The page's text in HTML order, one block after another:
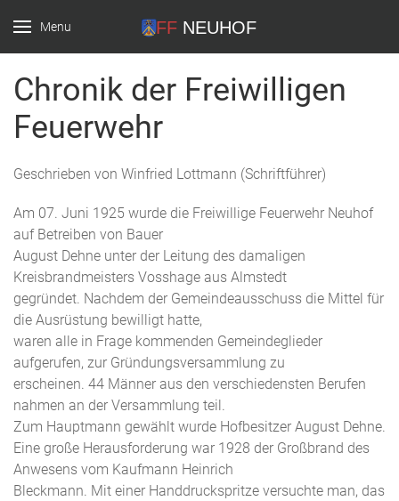
Menu
FF Neuhof
Chronik der Freiwilligen
Feuerwehr
Geschrieben von Winfried Lottmann (Schriftführer)
Am 07. Juni 1925 wurde die Freiwillige Feuerwehr Neuhof
auf Betreiben von Bauer
August Dehne unter der Leitung des damaligen
Kreisbrandmeisters Vosshage aus Almstedt
gegründet. Nachdem der Gemeindeausschuss die Mittel für
die Ausrüstung bewilligt hatte,
waren alle in Frage kommenden Gemeindeglieder
aufgerufen, zur Gründungsversammlung zu
erscheinen. 44 Männer aus den verschiedensten Berufen
nahmen an der Versammlung teil.
Zum Hauptmann gewählt wurde Hofbesitzer August Dehne.
Eine große Herausforderung war 1928 der Großbrand des
Anwesens vom Kaufmann Heinrich
Bleckmann. Mit einer Handdruckspritze versuchte man, das